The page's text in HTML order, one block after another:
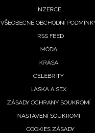
INZERCE
VŠEOBECNÉ OBCHODNÍ
RSS FEED
MÓDA
KRÁSA
CELEBRITY
LÁSKA A SEX
ZÁSADY OCHRANY SOUKROMÍ
NASTAVENÍ SOUKROMÍ
COOKIES ZÁSADY